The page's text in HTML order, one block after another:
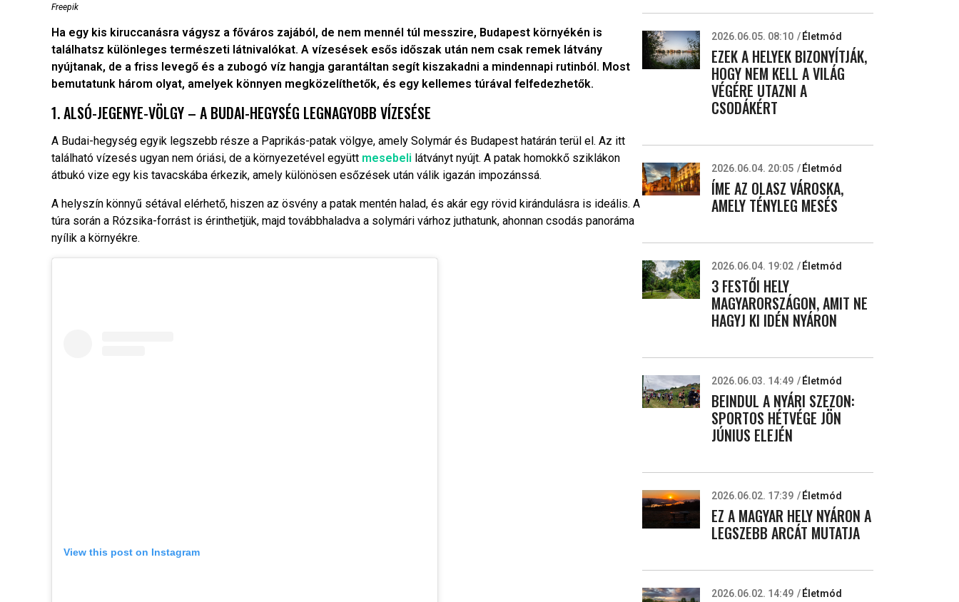
Freepik
Ha egy kis kiruccanásra vágysz a főváros zajából, de nem mennél túl messzire, Budapest környékén is
találhatsz különleges természeti látnivalókat. A vízesések esős időszak után nem csak remek látvány
nyújtanak, de a friss levegő és a zubogó víz hangja garantáltan segít kiszakadni a mindennapi rutinból. Most
bemutatunk három olyat, amelyek könnyen megközelíthetők, és egy kellemes túrával felfedezhetők.
1. ALSÓ-JEGENYE-VÖLGY – A BUDAI-HEGYSÉG LEGNAGYOBB VÍZESÉSE
A Budai-hegység egyik legszebb része a Paprikás-patak völgye, amely Solymár és Budapest határán terül el. Az itt
található vízesés ugyan nem óriási, de a környezetével együtt mesebeli látványt nyújt. A patak homokkő sziklákon
átbukó vize egy kis tavacskába érkezik, amely különösen esőzések után válik igazán impozánssá.
A helyszín könnyű sétával elérhető, hiszen az ösvény a patak mentén halad, és akár egy rövid kirándulásra is ideális. A
túra során a Rózsika-forrást is érinthetjük, majd továbbhaladva a solymári várhoz juthatunk, ahonnan csodás panoráma
nyílik a környékre.
View this post on Instagram
2026.06.05. 08:10 Életmód
EZEK A HELYEK BIZONYÍTJÁK,
HOGY NEM KELL A VILÁG
VÉGÉRE UTAZNI A
CSODÁKÉRT
2026.06.04. 20:05 Életmód
ÍME AZ OLASZ VÁROSKA,
AMELY TÉNYLEG MESÉS
2026.06.04. 19:02 Életmód
3 FESTŐI HELY
MAGYARORSZÁGON, AMIT NE
HAGYJ KI IDÉN NYÁRON
2026.06.03. 14:49 Életmód
BEINDUL A NYÁRI SZEZON:
SPORTOS HÉTVÉGE JÖN
JÚNIUS ELEJÉN
2026.06.02. 17:39 Életmód
EZ A MAGYAR HELY NYÁRON A
LEGSZEBB ARCÁT MUTATJA
2026.06.02. 14:49 Életmód